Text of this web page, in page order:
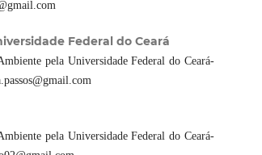
Federal do Ceará
pela Universidade Federal do Ceará-
pela Universidade Federal do Ceará-